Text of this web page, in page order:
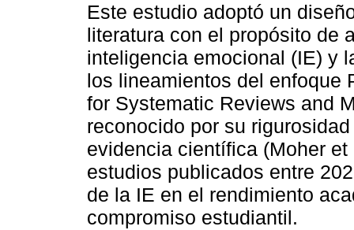
Este estudio adoptó un
literatura con el propósito de
inteligencia emocional (IE) y
los lineamientos del enfoque
for Systematic Reviews and
reconocido por su
evidencia científica (Moher
estudios publicados entre
de la IE en el rendimiento
compromiso estudiantil.